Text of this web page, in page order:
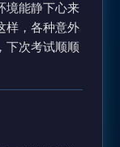
境能静下心来
样，各种意外
下次考试顺顺